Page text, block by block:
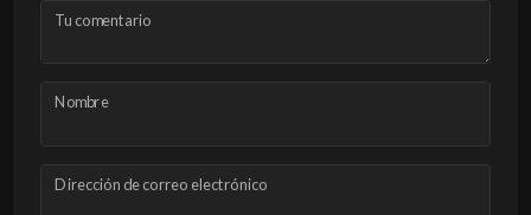
Tu comentario
Nombre
Dirección de correo electrónico